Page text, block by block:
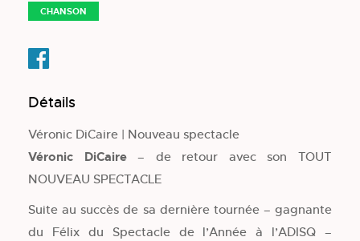
CHANSON
Détails
Véronic DiCaire | Nouveau spectacle
Véronic DiCaire– de retour avec son TOUT
NOUVEAU SPECTACLE
Suite au succès de sa dernière tournée – gagnante
du Félix du Spectacle de l’Année à l’ADISQ –